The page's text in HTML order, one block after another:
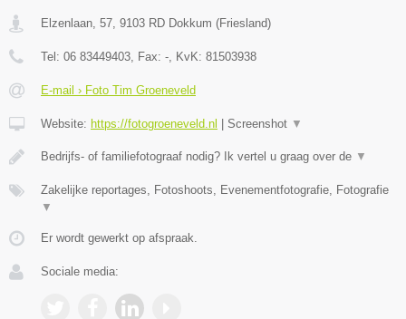
Elzenlaan, 57, 9103 RD Dokkum (Friesland)
Tel: 06 83449403, Fax: -, KvK: 81503938
E-mail › Foto Tim Groeneveld
Website: https://fotogroeneveld.nl Screenshot ▼
Bedrijfs- of familiefotograaf nodig? Ik vertel u graag over de ▼
Zakelijke reportages, Fotoshoots, Evenementfotografie, Fotografie
▼
Er wordt gewerkt op afspraak.
Sociale media: